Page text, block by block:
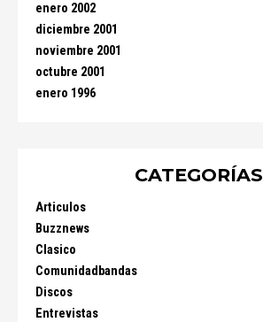
enero 2002
diciembre 2001
noviembre 2001
octubre 2001
enero 1996
CATEGORÍAS
Articulos
Buzznews
Clasico
Comunidadbandas
Discos
Entrevistas